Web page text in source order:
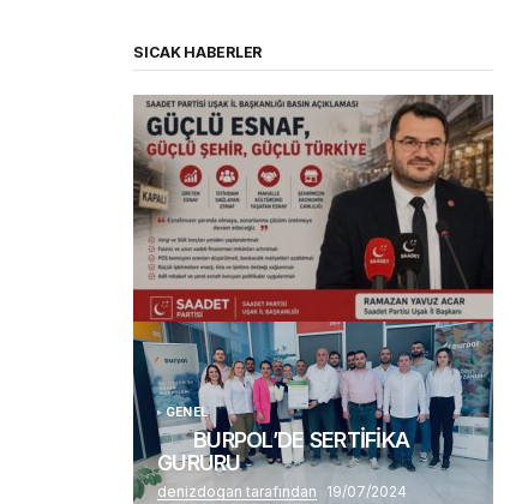
SICAK HABERLER
(başlıksız)
Alaattin Karahan tarafından 14/07/2026
GENEL
BURPOL’DE SERTİFİKA
GURURU
denizdogan tarafından 19/07/2024